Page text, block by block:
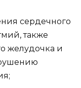
сердечного
также
желудочка и